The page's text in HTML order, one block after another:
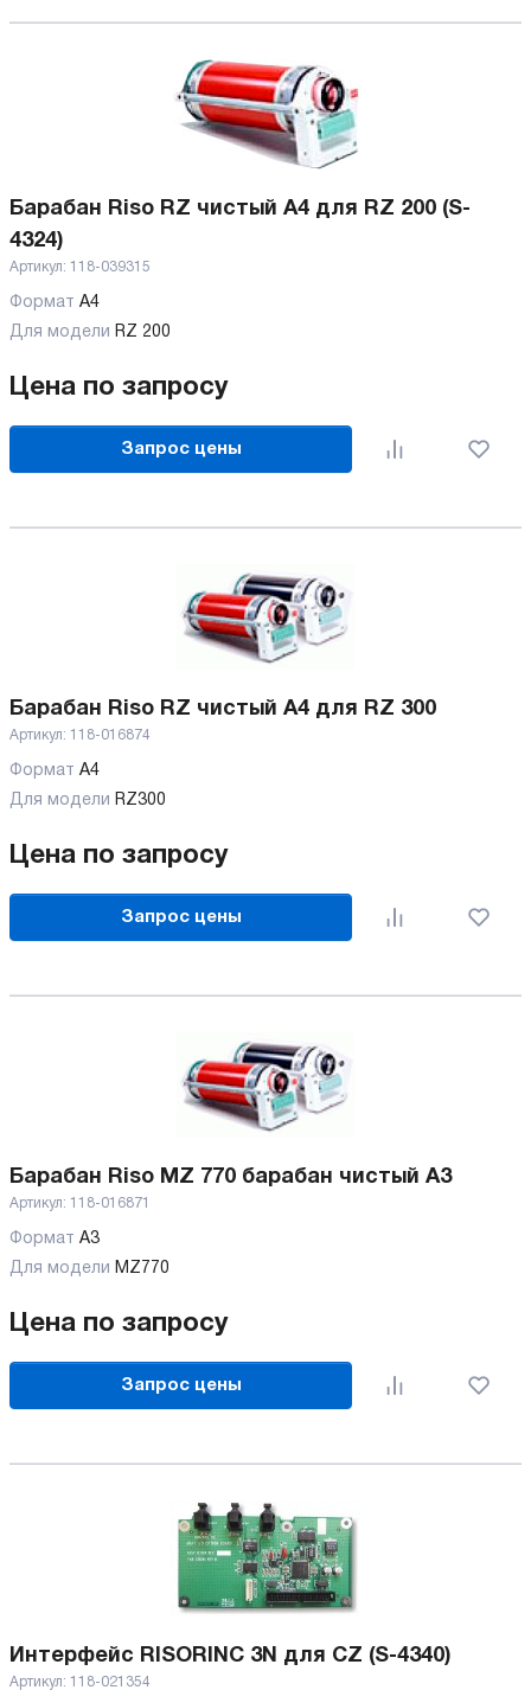
Барабан Riso RZ чистый А4 для RZ 200 (S-
4324)
Артикул: 118-039315
Формат A4
Для модели RZ 200
Цена по запросу
Запрос цены
Барабан Riso RZ чистый А4 для RZ 300
Артикул: 118-016874
Формат А4
Для модели RZ300
Цена по запросу
Запрос цены
Барабан Riso MZ 770 барабан чистый А3
Артикул: 118-016871
Формат А3
Для модели MZ770
Цена по запросу
Запрос цены
Интерфейс RISORINC 3N для CZ (S-4340)
Артикул: 118-021354